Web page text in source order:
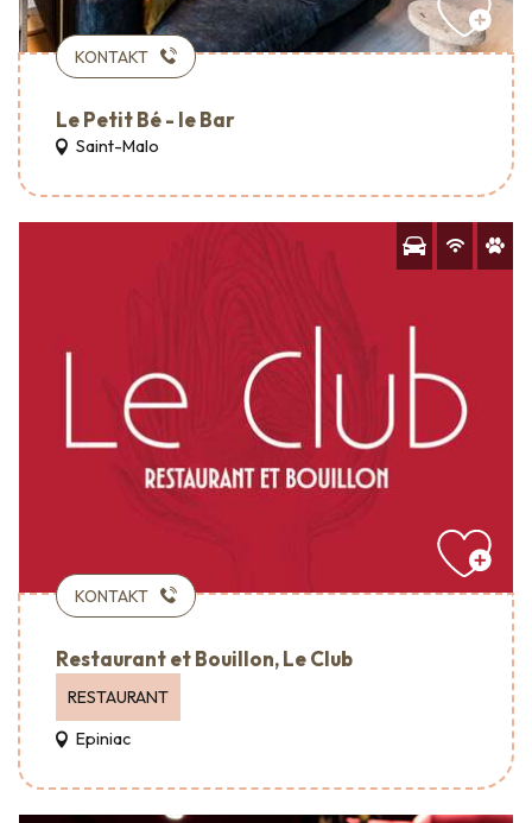
KONTAKT
Le Petit Bé - le Bar
Saint-Malo
KONTAKT
Restaurant et Bouillon, Le Club
RESTAURANT
Epiniac